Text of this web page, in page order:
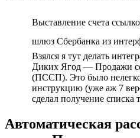
Выставление счета
шлюз Сбербанка из
Взялся я тут делать
Диких Ягод — Продажи
(ПССП). Это было
инструкцию (уже аж 7
сделал получение списка
Автоматическая